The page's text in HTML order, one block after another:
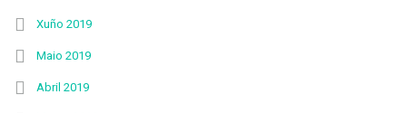
Xuño 2019
Maio 2019
Abril 2019